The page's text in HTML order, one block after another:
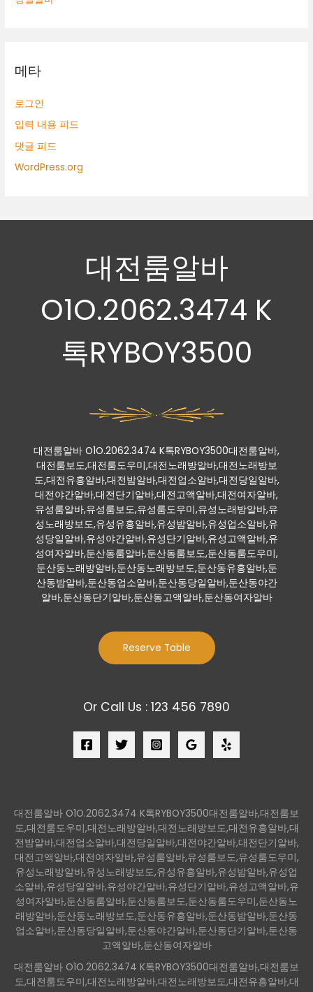
메타
로그인
입력 내용 피드
댓글 피드
WordPress.org
대전룸알바
O1O.2062.3474 K
톡RYBOY3500
대전룸알바 O1O.2062.3474 K톡RYBOY3500대전룸알바,
대전룸보도,대전룸도우미,대전노래방알바,대전노래방보
도,대전유흥알바,대전밤알바,대전업소알바,대전당일알바,
대전야간알바,대전단기알바,대전고액알바,대전여자알바,
유성룸알바,유성룸보도,유성룸도우미,유성노래방알바,유
성노래방보도,유성유흥알바,유성밤알바,유성업소알바,유
성당일알바,유성야간알바,유성단기알바,유성고액알바,유
성여자알바,둔산동룸알바,둔산동룸보도,둔산동룸도우미,
둔산동노래방알바,둔산동노래방보도,둔산동유흥알바,둔
산동밤알바,둔산동업소알바,둔산동당일알바,둔산동야간
알바,둔산동단기알바,둔산동고액알바,둔산동여자알바
Reserve Table
Or Call Us : 123 456 7890
대전룸알바 O1O.2062.3474 K톡RYBOY3500대전룸알바,대전룸보
도,대전룸도우미,대전노래방알바,대전노래방보도,대전유흥알바,대
전밤알바,대전업소알바,대전당일알바,대전야간알바,대전단기알바,
대전고액알바,대전여자알바,유성룸알바,유성룸보도,유성룸도우미,
유성노래방알바,유성노래방보도,유성유흥알바,유성밤알바,유성업
소알바,유성당일알바,유성야간알바,유성단기알바,유성고액알바,유
성여자알바,둔산동룸알바,둔산동룸보도,둔산동룸도우미,둔산동노
래방알바,둔산동노래방보도,둔산동유흥알바,둔산동밤알바,둔산동
업소알바,둔산동당일알바,둔산동야간알바,둔산동단기알바,둔산동
고액알바,둔산동여자알바
대전룸알바 O1O.2062.3474 K톡RYBOY3500대전룸알바,대전룸보
도,대전룸도우미,대전노래방알바,대전노래방보도,대전유흥알바,대